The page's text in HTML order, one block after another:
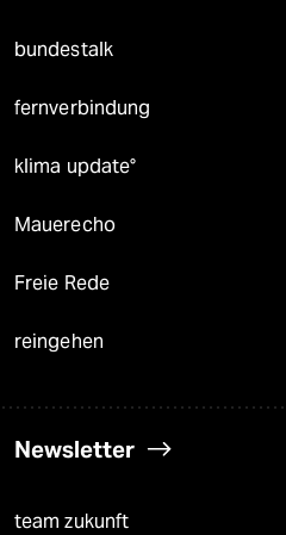
bundestalk
fernverbindung
klima update°
Mauerecho
Freie Rede
reingehen
Newsletter
team zukunft